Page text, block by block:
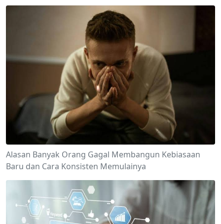
Alasan Banyak Orang Gagal Membangun Kebiasaan
Baru dan Cara Konsisten Memulainya